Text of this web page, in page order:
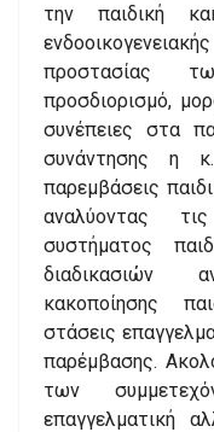
την παιδική
προστασίας
προσδιορισμό,
συνέπειες στα
συνάντησης η
παρεμβάσεις
αναλύοντας
συστήματος
διαδικασιών
κακοποίησης
στάσεις
παρέμβασης.
των
επαγγελματική